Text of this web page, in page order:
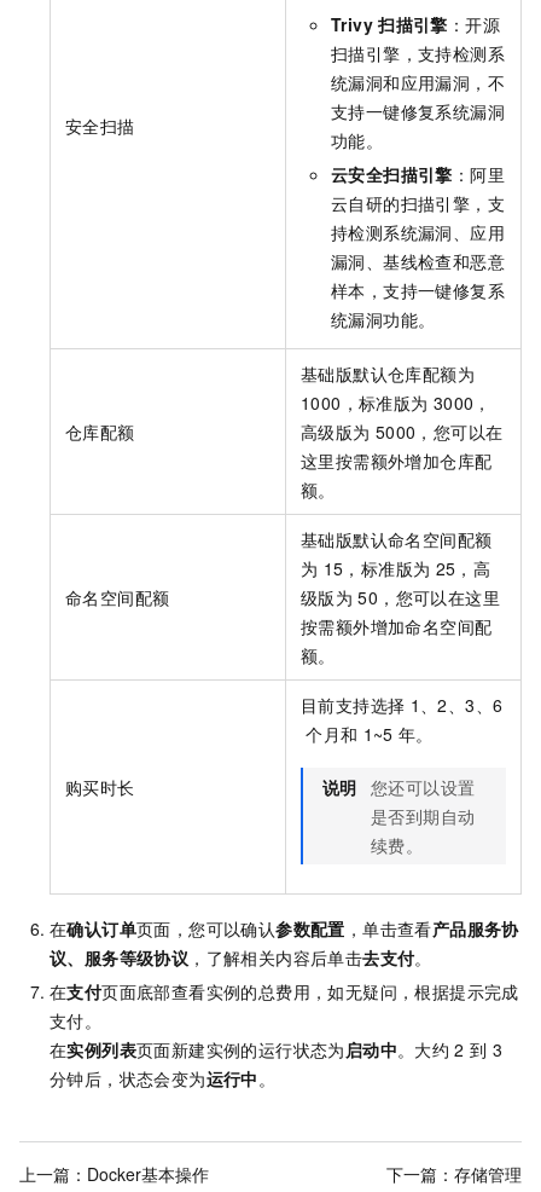
安全扫描
Trivy 扫描引擎 ：开源
扫描引擎，支持检测系
统漏洞和应用漏洞，不
支持一键修复系统漏洞
功能。
云安全扫描引擎 ：阿里
云自研的扫描引擎，支
持检测系统漏洞、应用
漏洞、基线检查和恶意
样本，支持一键修复系
统漏洞功能。
仓库配额
基础版默认仓库配额为
1000，标准版为 3000，
高级版为 5000，您可以在
这里按需额外增加仓库配
额。
命名空间配额
基础版默认命名空间配额
为 15，标准版为 25，高
级版为 50，您可以在这里
按需额外增加命名空间配
额。
购买时长
目前支持选择 1、2、3、6
个月和 1~5 年。
说明 您还可以设置
是否到期自动
续费。
在确认订单页面，您可以确认参数配置 ，单击查看产品服务协
议、服务等级协议 ，了解相关内容后单击去支付。
在支付页面底部查看实例的总费用，如无疑问，根据提示完成
支付。
在实例列表页面新建实例的运行状态为启动中。大约 2 到 3
分钟后，状态会变为运行中。
上一篇： Docker基本操作 下一篇： 存储管理